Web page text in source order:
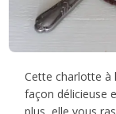
Cette charlotte à
façon délicieuse